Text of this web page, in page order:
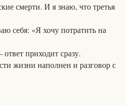
смерти. И я знаю, что третья
себя: «Я хочу потратить на
приходит сразу.
жизни наполнен и разговор с